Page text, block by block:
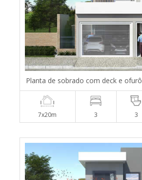
Planta de sobrado com deck e ofurô
7x20m 3 3